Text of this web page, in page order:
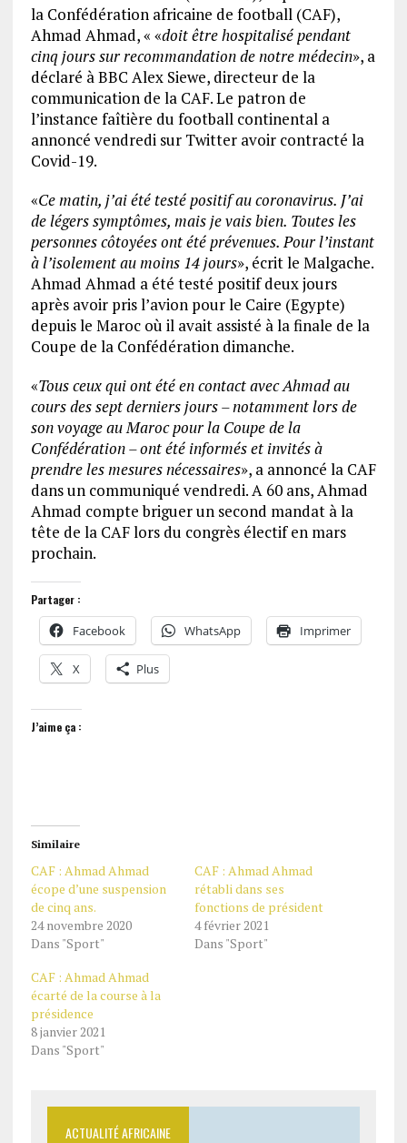
la Confédération africaine de football (CAF),
Ahmad Ahmad, « «doit être hospitalisé pendant
cinq jours sur recommandation de notre médecin», a
déclaré à BBC Alex Siewe, directeur de la
communication de la CAF. Le patron de
l’instance faîtière du football continental a
annoncé vendredi sur Twitter avoir contracté la
Covid-19.
«Ce matin, j’ai été testé positif au coronavirus. J’ai
de légers symptômes, mais je vais bien. Toutes les
personnes côtoyées ont été prévenues. Pour l’instant
à l’isolement au moins 14 jours», écrit le Malgache.
Ahmad Ahmad a été testé positif deux jours
après avoir pris l’avion pour le Caire (Egypte)
depuis le Maroc où il avait assisté à la finale de la
Coupe de la Confédération dimanche.
«Tous ceux qui ont été en contact avec Ahmad au
cours des sept derniers jours – notamment lors de
son voyage au Maroc pour la Coupe de la
Confédération – ont été informés et invités à
prendre les mesures nécessaires», a annoncé la CAF
dans un communiqué vendredi. A 60 ans, Ahmad
Ahmad compte briguer un second mandat à la
tête de la CAF lors du congrès électif en mars
prochain.
Partager :
Facebook WhatsApp Imprimer
X Plus
J’aime ça :
Similaire
CAF : Ahmad Ahmad
écope d’une suspension
de cinq ans.
24 novembre 2020
Dans "Sport"
CAF : Ahmad Ahmad
rétabli dans ses
fonctions de président
4 février 2021
Dans "Sport"
CAF : Ahmad Ahmad
écarté de la course à la
présidence
8 janvier 2021
Dans "Sport"
ACTUALITÉ AFRICAINE